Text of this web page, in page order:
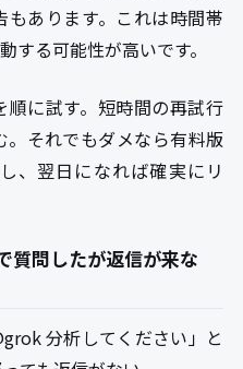
あります。これは時間帯
する可能性が高いです。
に試す。短時間の再試行
それでもダメなら有料版
、翌日になれば確実にリ
質問したが返信が来な
分析してください」と